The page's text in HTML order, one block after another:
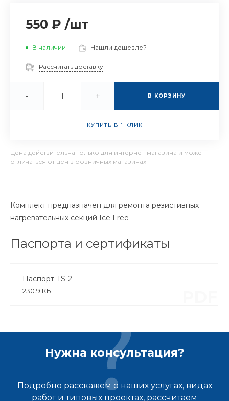
550 ₽ /шт
В наличии Нашли дешевле?
Рассчитать доставку
- + В КОРЗИНУ
КУПИТЬ В 1 КЛИК
Цена действительна только для интернет-магазина и может
отличаться от цен в розничных магазинах
Комплект предназначен для ремонта резистивных
нагревательных секций Ice Free
Паспорта и сертификаты
Паспорт-TS-2
230.9 КБ
Нужна консультация?
Подробно расскажем о наших услугах, видах
работ и типовых проектах, рассчитаем